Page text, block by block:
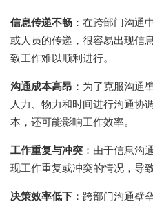
信息传递不畅 ：在跨部门沟通
或人员的传递，很容易出现信
致工作难以顺利进行。
沟通成本高昂 ：为了克服沟通
人力、物力和时间进行沟通协
本，还可能影响工作效率。
工作重复与冲突 ：由于信息沟
现工作重复或冲突的情况，导
决策效率低下 ：跨部门沟通壁